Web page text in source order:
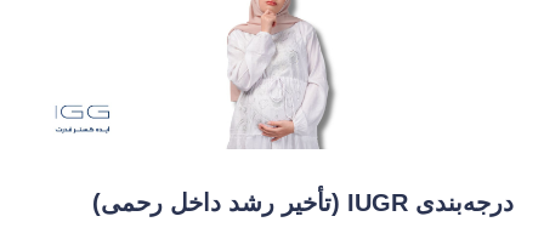
درجه‌بندی IUGR (تأخیر رشد داخل رحمی)